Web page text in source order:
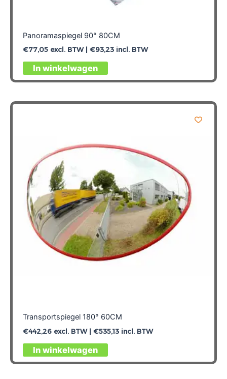
Panoramaspiegel 90° 80CM
€77,05excl. BTW | €93,23incl. BTW
In winkelwagen
Transportspiegel 180° 60CM
€442,26excl. BTW | €535,13incl. BTW
In winkelwagen